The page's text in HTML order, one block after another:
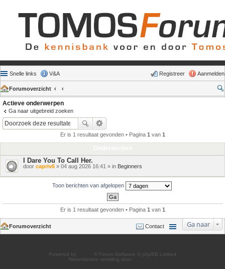
Snelle links V&A Aanmelden
Registreer
Forumoverzicht
Actieve onderwerpen
Ga naar uitgebreid zoeken
Er is 1 resultaat gevonden • Pagina 1 van 1
I Dare You To Call Her.
door capriv6 » 04 aug 2026 16:41 » in Beginners
Toon berichten van afgelopen
Er is 1 resultaat gevonden • Pagina 1 van 1
Ga naar
Forumoverzicht Contact
Powered by
® Forum Software © phpBB Limited
Nederlandse vertaling door